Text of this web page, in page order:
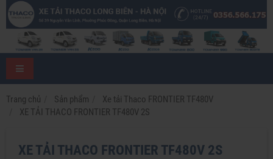
Trang chủ Sản phẩm
Xe tải Thaco FRONTIER TF480V
XE TẢI THACO FRONTIER TF480V 2S
XE TẢI THACO FRONTIER TF480V 2S